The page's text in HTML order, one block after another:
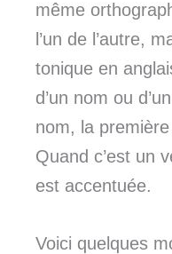
même
l’un de l’autre,
tonique en
d’un nom ou
nom, la
Quand c’est un
est accentuée.
Voici quelques